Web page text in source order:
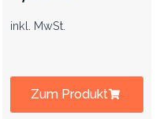
inkl. MwSt.
Zum Produkt